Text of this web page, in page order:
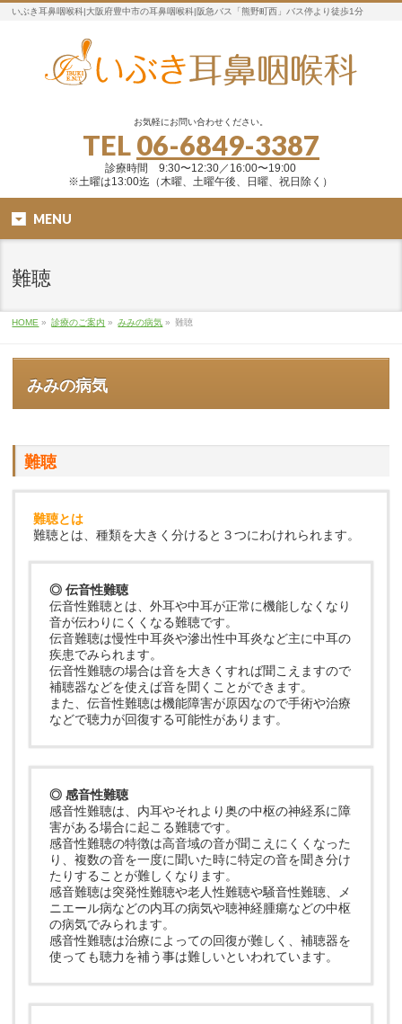
いぶき耳鼻咽喉科|大阪府豊中市の耳鼻咽喉科|阪急バス「熊野町西」バス停より徒歩1分
お気軽にお問い合わせください。
TEL06-6849-3387
診療時間 9:30〜12:30／16:00〜19:00
※土曜は13:00迄（木曜、土曜午後、日曜、祝日除く）
MENU
難聴
HOME » 診療のご案内 » みみの病気 » 難聴
みみの病気
難聴
難聴とは
難聴とは、種類を大きく分けると３つにわけれられます。
◎ 伝音性難聴
伝音性難聴とは、外耳や中耳が正常に機能しなくなり
音が伝わりにくくなる難聴です。
伝音難聴は慢性中耳炎や滲出性中耳炎など主に中耳の
疾患でみられます。
伝音性難聴の場合は音を大きくすれば聞こえますので
補聴器などを使えば音を聞くことができます。
また、伝音性難聴は機能障害が原因なので手術や治療
などで聴力が回復する可能性があります。
◎ 感音性難聴
感音性難聴は、内耳やそれより奥の中枢の神経系に障
害がある場合に起こる難聴です。
感音性難聴の特徴は高音域の音が聞こえにくくなった
り、複数の音を一度に聞いた時に特定の音を聞き分け
たりすることが難しくなります。
感音難聴は突発性難聴や老人性難聴や騒音性難聴、メ
ニエール病などの内耳の病気や聴神経腫瘍などの中枢
の病気でみられます。
感音性難聴は治療によっての回復が難しく、補聴器を
使っても聴力を補う事は難しいといわれています。